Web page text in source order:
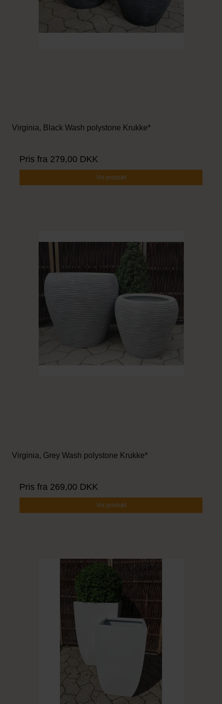
Virginia, Black Wash polystone Krukke*
Pris fra 279,00 DKK
Vis produkt
Virginia, Grey Wash polystone Krukke*
Pris fra 269,00 DKK
Vis produkt